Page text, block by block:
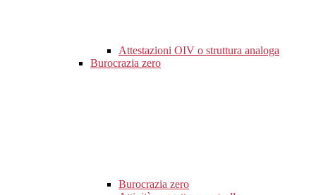
Attestazioni OIV o struttura analoga
Burocrazia zero
Burocrazia zero